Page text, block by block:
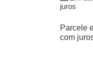
juros
Parcele
com